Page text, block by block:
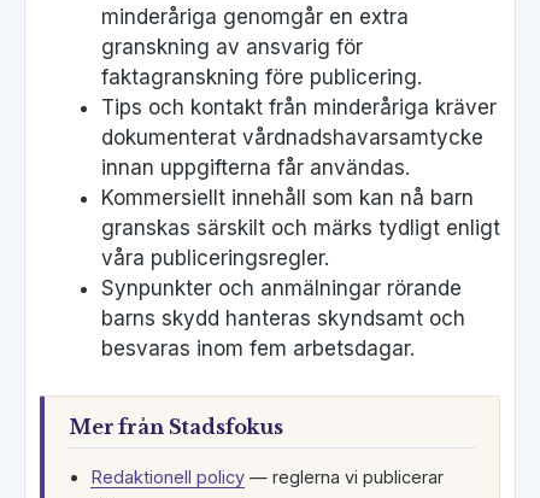
minderåriga genomgår en extra
granskning av ansvarig för
faktagranskning före publicering.
Tips och kontakt från minderåriga kräver
dokumenterat vårdnadshavarsamtycke
innan uppgifterna får användas.
Kommersiellt innehåll som kan nå barn
granskas särskilt och märks tydligt enligt
våra publiceringsregler.
Synpunkter och anmälningar rörande
barns skydd hanteras skyndsamt och
besvaras inom fem arbetsdagar.
Mer från Stadsfokus
Redaktionell policy — reglerna vi publicerar